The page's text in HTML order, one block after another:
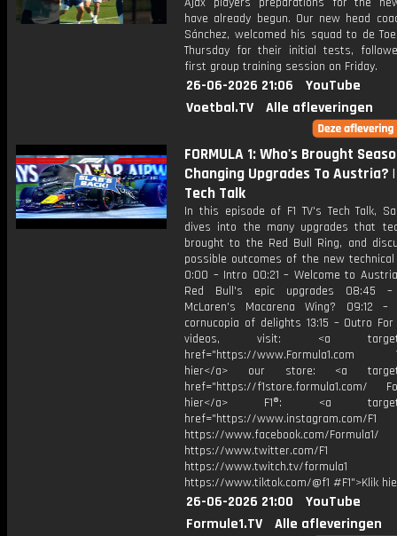
have already begun. Our new head
Sánchez, welcomed his squad to de
Thursday for their initial tests,
first group training session on Friday.
26-06-2026 21:06
YouTube
Voetbal.TV
Alle afleveringen
FORMULA 1: Who's Brought
Changing Upgrades To Austria? |
Tech Talk
In this episode of F1 TV's Tech Talk,
dives into the many upgrades that
brought to the Red Bull Ring, and
possible outcomes of the new
0:00 – Intro 00:21 – Welcome to
Red Bull's epic upgrades 08:45 –
McLaren's Macarena Wing? 09:12 –
cornucopia of delights 13:15 – Outro For
videos, visit: <a
href="https://www.Formula1.com
hier</a> our store: <a
href="https://f1store.formula1.com/
hier</a> F1®: <a
href="https://www.instagram.com/F1
https://www.facebook.com/Formula1/
https://www.twitter.com/F1
https://www.twitch.tv/formula1
https://www.tiktok.com/@f1 #F1">Klik
26-06-2026 21:00
YouTube
Formule1.TV
Alle afleveringen